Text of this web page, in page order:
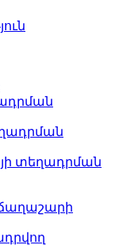
տեղադրման